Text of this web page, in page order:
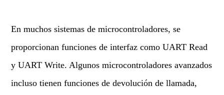
En muchos sistemas de microcontroladores, se
proporcionan funciones de interfaz como UART Read
y UART Write. Algunos microcontroladores avanzados
incluso tienen funciones de devolución de llamada,